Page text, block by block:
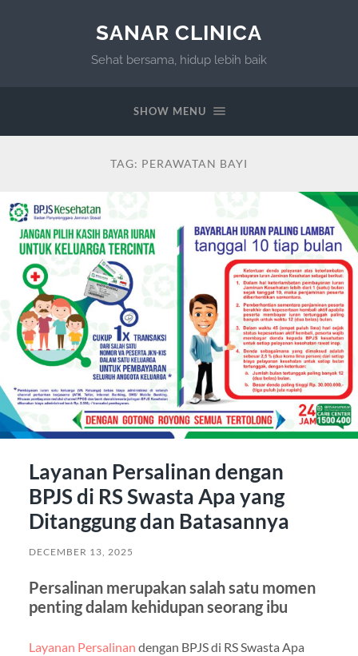
SANAR CLINICA
Sehat bersama, hidup lebih baik
SHOW MENU
TAG: PERAWATAN BAYI
Layanan Persalinan dengan
BPJS di RS Swasta Apa yang
Ditanggung dan Batasannya
DECEMBER 13, 2025
Persalinan merupakan salah satu momen
penting dalam kehidupan seorang ibu
Layanan Persalinan dengan BPJS di RS Swasta Apa